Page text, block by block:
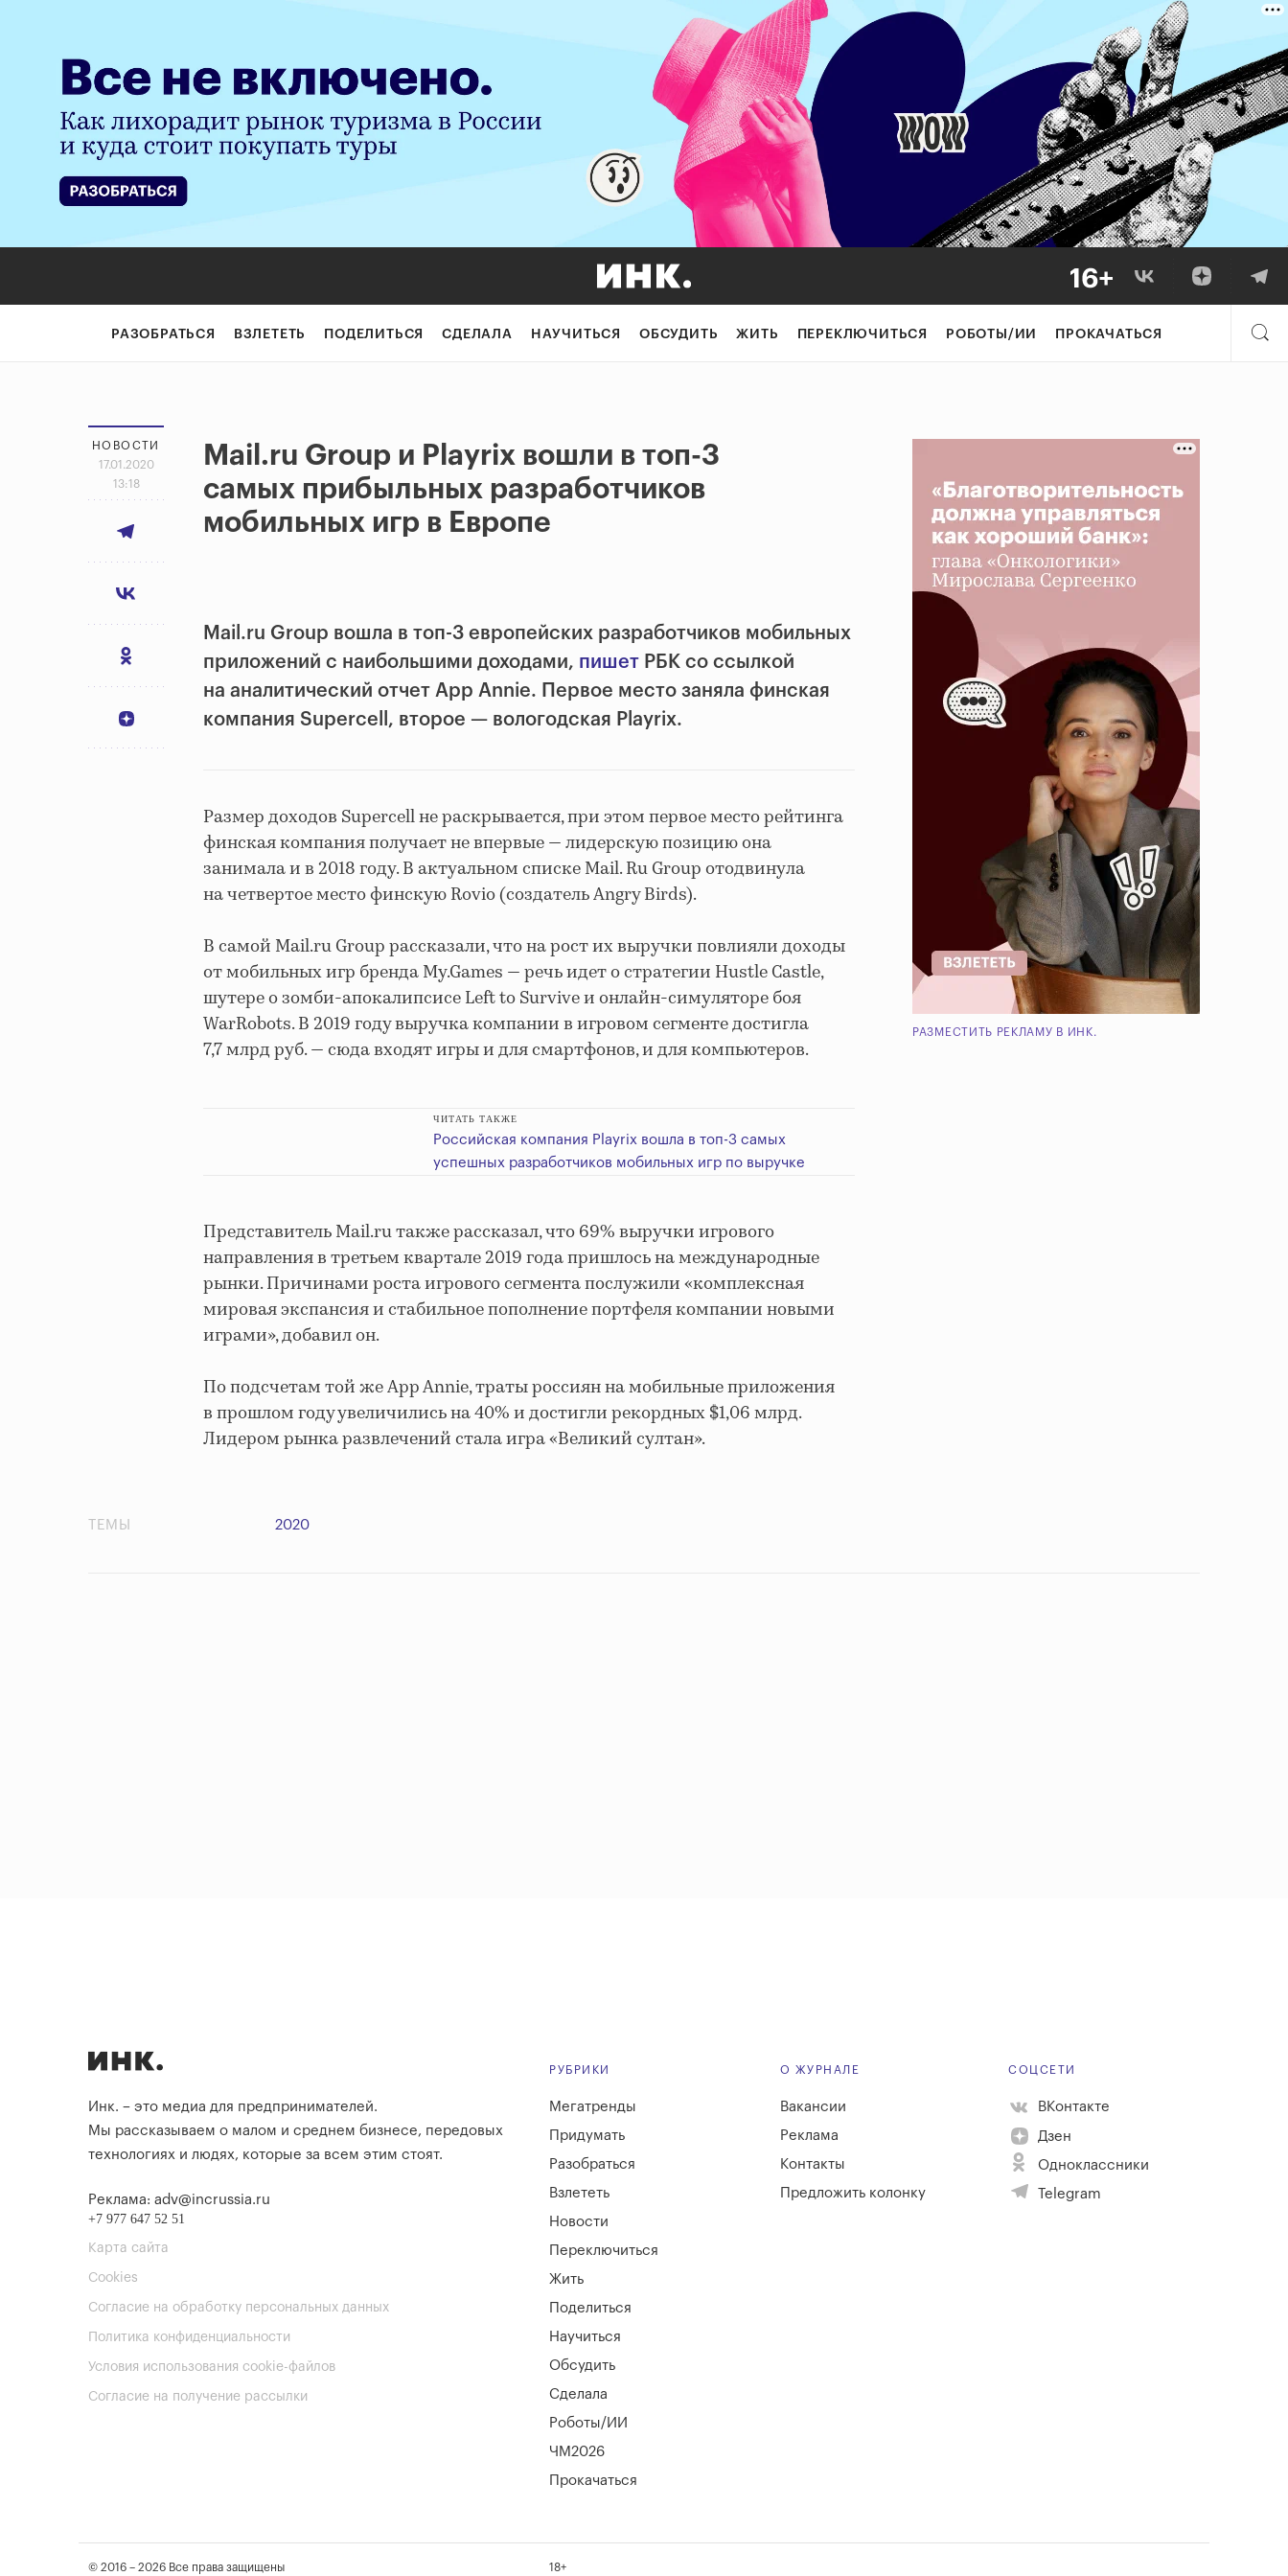
РАЗОБРАТЬСЯ ВЗЛЕТЕТЬ ПОДЕЛИТЬСЯ СДЕЛАЛА НАУЧИТЬСЯ ОБСУДИТЬ ЖИТЬ ПЕРЕКЛЮЧИТЬСЯ РОБОТЫ/ИИ ПРОКАЧАТЬСЯ
НОВОСТИ
17.01.2020
13:18
Mail.ru Group и Playrix вошли в топ-3
самых прибыльных разработчиков
мобильных игр в Европе
Mail.ru Group вошла в топ-3 европейских разработчиков мобильных
приложений с наибольшими доходами, пишет РБК со ссылкой
на аналитический отчет App Annie. Первое место заняла финская
компания Supercell, второе — вологодская Playrix.
Размер доходов Supercell не раскрывается, при этом первое место рейтинга
финская компания получает не впервые — лидерскую позицию она
занимала и в 2018 году. В актуальном списке Mail. Ru Group отодвинула
на четвертое место финскую Rovio (создатель Angry Birds).
В самой Mail.ru Group рассказали, что на рост их выручки повлияли доходы
от мобильных игр бренда My.Games — речь идет о стратегии Hustle Castle,
шутере о зомби-апокалипсисе Left to Survive и онлайн-симуляторе боя
WarRobots. В 2019 году выручка компании в игровом сегменте достигла
7,7 млрд руб. — сюда входят игры и для смартфонов, и для компьютеров.
ЧИТАТЬ ТАКЖЕ
Российская компания Playrix вошла в топ-3 самых
успешных разработчиков мобильных игр по выручке
Представитель Mail.ru также рассказал, что 69% выручки игрового
направления в третьем квартале 2019 года пришлось на международные
рынки. Причинами роста игрового сегмента послужили «комплексная
мировая экспансия и стабильное пополнение портфеля компании новыми
играми», добавил он.
По подсчетам той же App Annie, траты россиян на мобильные приложения
в прошлом году увеличились на 40% и достигли рекордных $1,06 млрд.
Лидером рынка развлечений стала игра «Великий султан».
РАЗМЕСТИТЬ РЕКЛАМУ В ИНК.
ТЕМЫ 2020
Инк. – это медиа для предпринимателей.
Мы рассказываем о малом и среднем бизнесе, передовых
технологиях и людях, которые за всем этим стоят.
Реклама: adv@incrussia.ru
+7 977 647 52 51
Карта сайта
Cookies
Согласие на обработку персональных данных
Политика конфиденциальности
Условия использования cookie-файлов
Согласие на получение рассылки
РУБРИКИ
Мегатренды
Придумать
Разобраться
Взлететь
Новости
Переключиться
Жить
Поделиться
Научиться
Обсудить
Сделала
Роботы/ИИ
ЧМ2026
Прокачаться
О ЖУРНАЛЕ
Вакансии
Реклама
Контакты
Предложить колонку
СОЦСЕТИ
ВКонтакте
Дзен
Одноклассники
Telegram
© 2016 – 2026 Все права защищены 18+